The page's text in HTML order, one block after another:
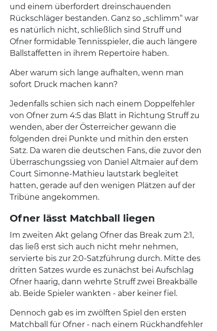
und einem überfordert dreinschauenden
Rückschläger bestanden. Ganz so „schlimm“ war
es natürlich nicht, schließlich sind Struff und
Ofner formidable Tennisspieler, die auch längere
Ballstaffetten in ihrem Repertoire haben.
Aber warum sich lange aufhalten, wenn man
sofort Druck machen kann?
Jedenfalls schien sich nach einem Doppelfehler
von Ofner zum 4:5 das Blatt in Richtung Struff zu
wenden, aber der Österreicher gewann die
folgenden drei Punkte und mithin den ersten
Satz. Da waren die deutschen Fans, die zuvor den
Überraschungssieg von Daniel Altmaier auf dem
Court Simonne-Mathieu lautstark begleitet
hatten, gerade auf den wenigen Plätzen auf der
Tribüne angekommen.
Ofner lässt Matchball liegen
Im zweiten Akt gelang Ofner das Break zum 2:1,
das ließ erst sich auch nicht mehr nehmen,
servierte bis zur 2:0-Satzführung durch. Mitte des
dritten Satzes wurde es zunächst bei Aufschlag
Ofner haarig, dann wehrte Struff zwei Breakbälle
ab. Beide Spieler wankten - aber keiner fiel.
Dennoch gab es im zwölften Spiel den ersten
Matchball für Ofner - nach einem Rückhandfehler